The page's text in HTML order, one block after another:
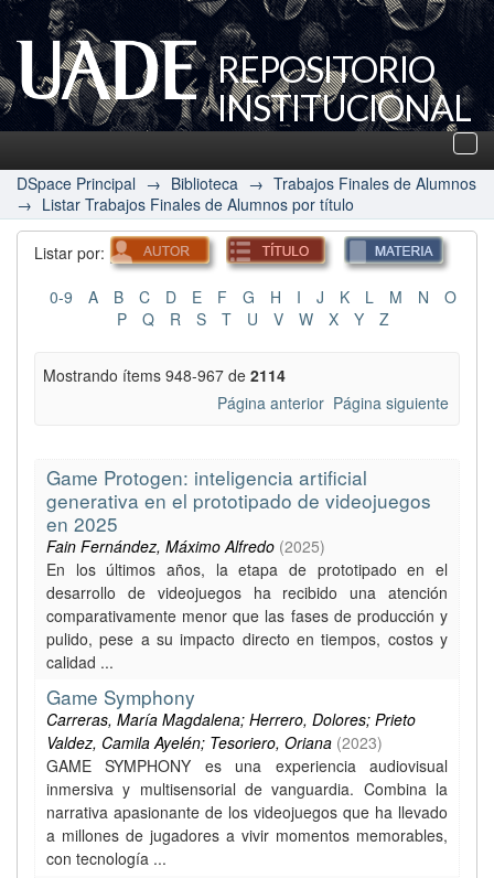
REPOSITORIO
INSTITUCIONAL
UADE
DSpace Principal → Biblioteca → Trabajos Finales de Alumnos
→ Listar Trabajos Finales de Alumnos por título
Listar por:
0-9 A B C D E F G H I J K L M N
O
P
Q R S T U V W X Y Z
Mostrando ítems 948-967 de 2114
Página anterior Página siguiente
Game Protogen: inteligencia artificial
generativa en el prototipado de videojuegos
en 2025
Fain Fernández, Máximo Alfredo (2025)
En los últimos años, la etapa de prototipado en el
desarrollo de videojuegos ha recibido una atención
comparativamente menor que las fases de producción y
pulido, pese a su impacto directo en tiempos, costos y
calidad ...
Game Symphony
Carreras, María Magdalena; Herrero, Dolores; Prieto
Valdez, Camila Ayelén; Tesoriero, Oriana (2023)
GAME SYMPHONY es una experiencia audiovisual
inmersiva y multisensorial de vanguardia. Combina la
narrativa apasionante de los videojuegos que ha llevado
a millones de jugadores a vivir momentos memorables,
con tecnología ...